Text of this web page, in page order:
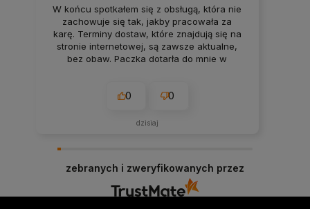
W końcu spotkałem się z obsługą, która nie
zachowuje się tak, jakby pracowała za
karę. Terminy dostaw, które znajdują się na
stronie internetowej, są zawsze aktualne,
bez obaw. Paczka dotarła do mnie w
obsługa. Warto.
0 0
dzisiaj
zebranych i zweryfikowanych przez